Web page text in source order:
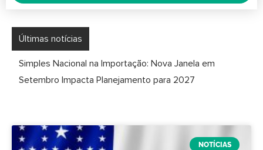
Últimas notícias
Simples Nacional na Importação: Nova Janela em
Setembro Impacta Planejamento para 2027
NOTÍCIAS